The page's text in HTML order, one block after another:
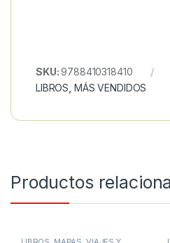
SKU:9788410318410
LIBROS MÁS VENDIDOS
Productos